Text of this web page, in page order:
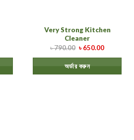
Very Strong Kitchen
Cleaner
৳790.00 ৳650.00
অর্ডার করুন